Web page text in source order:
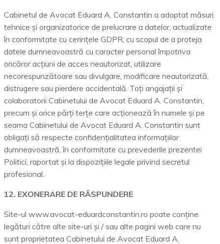
Cabinetul de Avocat Eduard A. Constantin a adoptat măsuri
tehnice și organizatorice de prelucrare a datelor, actualizate
în conformitate cu cerințele GDPR, cu scopul de a proteja
datele dumneavoastră cu caracter personal împotriva
oricăror acțiuni de acces neautorizat, utilizare
necorespunzătoare sau divulgare, modificare neautorizată,
distrugere sau pierdere accidentală. Toți angajații și
colaboratorii Cabinetului de Avocat Eduard A. Constantin,
precum și orice părți terțe care acționează în numele și pe
seama Cabinetului de Avocat Eduard A. Constantin sunt
obligați să respecte confidențialitatea informațiilor
dumneavoastră, în conformitate cu prevederile prezentei
Politici, raportat și la dispozițiile legale privind secretul
profesional.
12. EXONERARE DE RĂSPUNDERE
Site-ul www.avocat-eduardconstantin.ro poate conține
legături către alte site-uri și / sau alte pagini web care nu
sunt proprietatea Cabinetului de Avocat Eduard A.